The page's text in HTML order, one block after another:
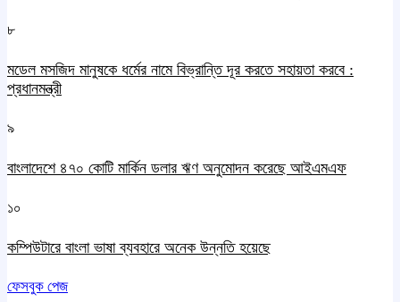
৮
মডেল মসজিদ মানুষকে ধর্মের নামে বিভ্রান্তি দূর করতে সহায়তা করবে :
প্রধানমন্ত্রী
৯
বাংলাদেশে ৪৭০ কোটি মার্কিন ডলার ঋণ অনুমোদন করেছে আইএমএফ
১০
কম্পিউটারে বাংলা ভাষা ব্যবহারে অনেক উন্নতি হয়েছে
ফেসবুক পেজ